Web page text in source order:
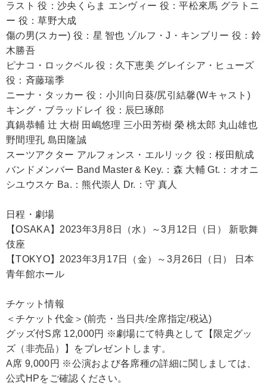
ラスト 役：沙央くらま エンヴィー 役：平松來馬 グラトニ
ー 役：草野大成
傷の男(スカー) 役：星 智也 ゾルフ・J・キンブリー 役：鈴
木勝吾
ピナコ・ロックベル 役：久下恵美 グレイシア・ヒューズ
役：斉藤瑞季
ニーナ・タッカー 役：小川向日葵/尻引結馨(Wキャスト)
キング・ブラッドレイ 役：辰巳琢郎
真鍋恭輔 辻 大樹 田嶋悠理 三小田芳樹 榮 桃太郎 丸山雄也
野間理孔 島田隆誠
スーツアクター アルフォンス・エルリック 役：桜田航成
バンドメンバー Band Master & Key.：森 大輔 Gt.：オオニ
シユウスケ Ba.：熊代崇人 Dr.：守 真人
日程・劇場
【OSAKA】2023年3月8日（水）～3月12日（日） 新歌舞
伎座
【TOKYO】2023年3月17日（金）～3月26日（日） 日本
青年館ホール
チケット情報
＜チケット代金＞(前売・当日共/全席指定/税込)
グッズ付S席 12,000円 ※劇場にて特典として【限定グッ
ズ（非売品）】をプレゼントします。
A席 9,000円 ※公演および各席種の詳細に関しましては、
公式HPをご確認ください。